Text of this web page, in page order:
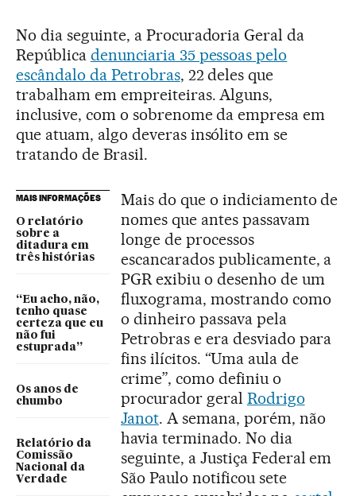
No dia seguinte, a Procuradoria Geral da
República denunciaria 35 pessoas pelo
escândalo da Petrobras, 22 deles que
trabalham em empreiteiras. Alguns,
inclusive, com o sobrenome da empresa em
que atuam, algo deveras insólito em se
tratando de Brasil.
MAIS INFORMAÇÕES
O relatório
sobre a
ditadura em
três histórias
“Eu acho, não,
tenho quase
certeza que eu
não fui
estuprada”
Os anos de
chumbo
Relatório da
Comissão
Nacional da
Verdade
Mais do que o indiciamento de
nomes que antes passavam
longe de processos
escancarados publicamente, a
PGR exibiu o desenho de um
fluxograma, mostrando como
o dinheiro passava pela
Petrobras e era desviado para
fins ilícitos. “Uma aula de
crime”, como definiu o
procurador geral Rodrigo
Janot. A semana, porém, não
havia terminado. No dia
seguinte, a Justiça Federal em
São Paulo notificou sete